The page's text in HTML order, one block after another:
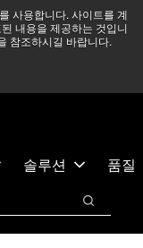
사용합니다. 사이트를 계
내용을 제공하는 것입니
참조하시길 바랍니다.
으며, 모든 서비스는
읽어보기 →
솔루션
품질
검색